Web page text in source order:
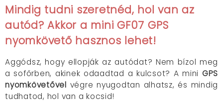
Mindig tudni szeretnéd, hol van az
autód? Akkor a mini GF07 GPS
nyomkövető hasznos lehet!
Aggódsz, hogy ellopják az autódat? Nem bízol meg
a sofőrben, akinek odaadtad a kulcsot? A mini GPS
nyomkövetővel végre nyugodtan alhatsz, és mindig
tudhatod, hol van a kocsid!